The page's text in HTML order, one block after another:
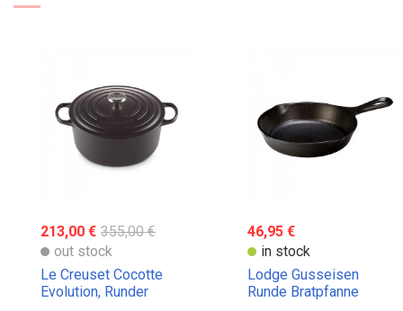
213,00 € 355,00 €
out stock
Le Creuset Cocotte
Evolution, Runder
46,95 €
in stock
Lodge Gusseisen
Runde Bratpfanne